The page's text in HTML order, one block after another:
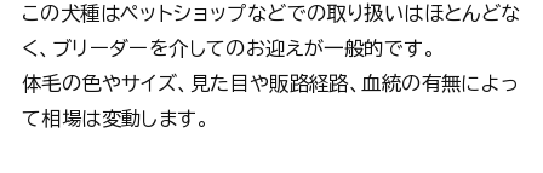
この犬種はペットショップなどでの取り扱いはほとんどな
く、ブリーダーを介してのお迎えが一般的です。
体毛の色やサイズ、見た目や販路経路、血統の有無によっ
て相場は変動します。